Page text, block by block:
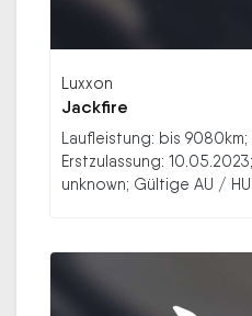
Luxxon
Jackfire
Laufleistung: bis 9080km;
Erstzulassung:
unknown; Gültige AU /